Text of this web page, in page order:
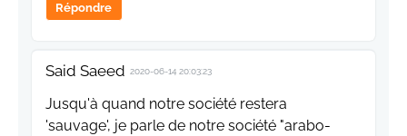
Répondre
Said Saeed 2020-06-14 20:03:23
Jusqu'à quand notre société restera
'sauvage', je parle de notre société "arabo-